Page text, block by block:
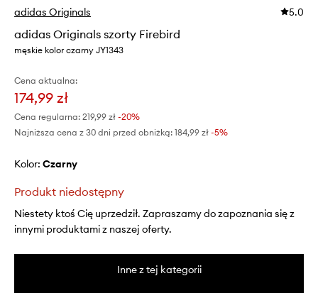
adidas Originals 5.0
adidas Originals szorty Firebird
męskie kolor czarny JY1343
Cena aktualna:
174,99 zł
Cena regularna: 219,99 zł -20%
Najniższa cena z 30 dni przed obniżką: 184,99 zł -5%
Kolor: czarny
Produkt niedostępny
Niestety ktoś Cię uprzedził. Zapraszamy do zapoznania się z
innymi produktami z naszej oferty.
Inne z tej kategorii